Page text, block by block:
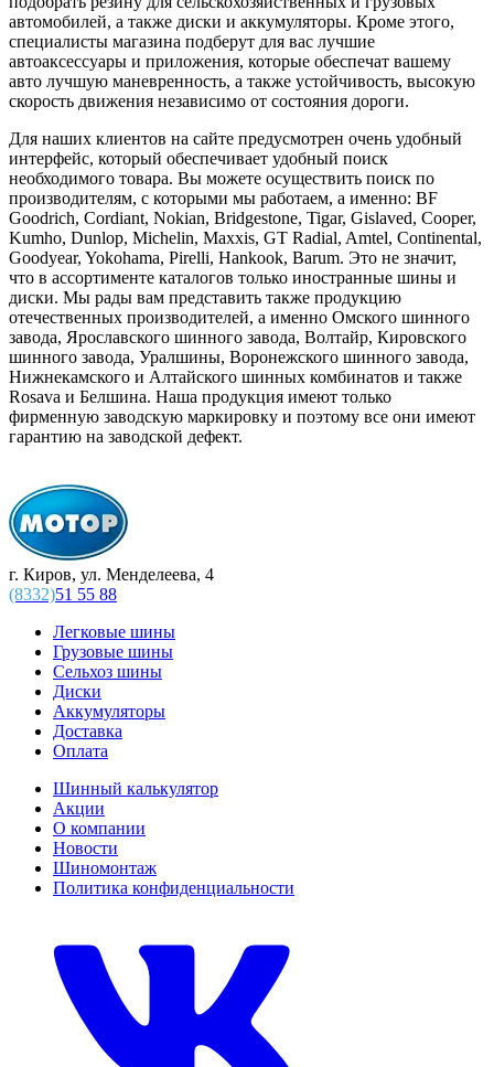
автомобилей, а также диски и аккумуляторы. Кроме этого,
специалисты магазина подберут для вас лучшие
автоаксессуары и приложения, которые обеспечат вашему
авто лучшую маневренность, а также устойчивость, высокую
скорость движения независимо от состояния дороги.
Для наших клиентов на сайте предусмотрен очень удобный
интерфейс, который обеспечивает удобный поиск
необходимого товара. Вы можете осуществить поиск по
производителям, с которыми мы работаем, а именно: BF
Goodrich, Cordiant, Nokian, Bridgestone, Tigar, Gislaved, Cooper,
Kumho, Dunlop, Michelin, Maxxis, GT Radial, Amtel, Continental,
Goodyear, Yokohama, Pirelli, Hankook, Barum. Это не значит,
что в ассортименте каталогов только иностранные шины и
диски. Мы рады вам представить также продукцию
отечественных производителей, а именно Омского шинного
завода, Ярославского шинного завода, Волтайр, Кировского
шинного завода, Уралшины, Воронежского шинного завода,
Нижнекамского и Алтайского шинных комбинатов и также
Rosava и Белшина. Наша продукция имеют только
фирменную заводскую маркировку и поэтому все они имеют
гарантию на заводской дефект.
г. Киров, ул. Менделеева, 4
(8332)51 55 88
Легковые шины
Грузовые шины
Сельхоз шины
Диски
Аккумуляторы
Доставка
Оплата
Шинный калькулятор
Акции
О компании
Новости
Шиномонтаж
Политика конфиденциальности